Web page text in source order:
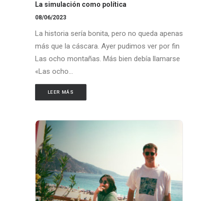
La simulación como política
08/06/2023
La historia sería bonita, pero no queda apenas
más que la cáscara. Ayer pudimos ver por fin
Las ocho montañas. Más bien debía llamarse
«Las ocho…
LEER MÁS